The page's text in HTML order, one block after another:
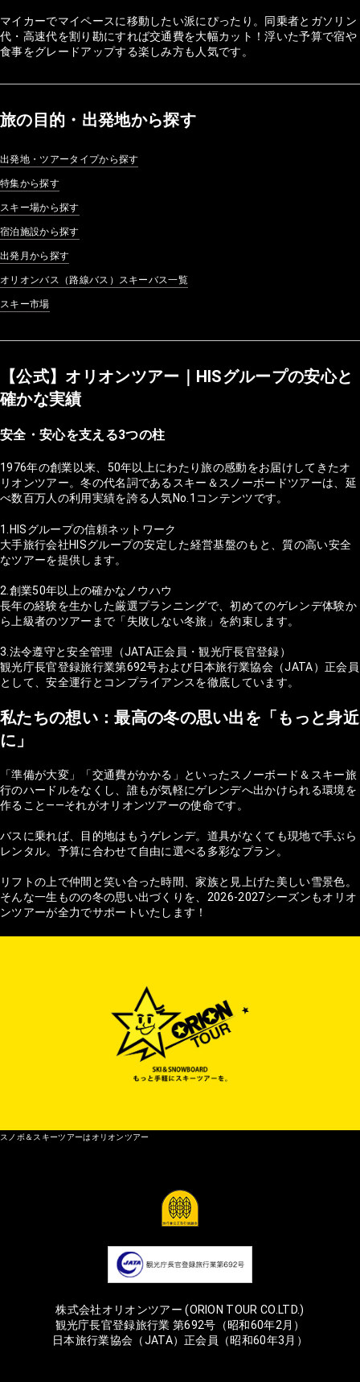
マイカーでマイペースに移動したい派にぴったり。同乗者とガソリン
代・高速代を割り勘にすれば交通費を大幅カット！浮いた予算で宿や
食事をグレードアップする楽しみ方も人気です。
旅の目的・出発地から探す
出発地・ツアータイプから探す
特集から探す
スキー場から探す
宿泊施設から探す
出発月から探す
オリオンバス（路線バス）スキーバス一覧
スキー市場
【公式】オリオンツアー｜HISグループの安心と
確かな実績
安全・安心を支える3つの柱
1976年の創業以来、50年以上にわたり旅の感動をお届けしてきたオ
リオンツアー。冬の代名詞であるスキー＆スノーボードツアーは、延
べ数百万人の利用実績を誇る人気No.1コンテンツです。
1.HISグループの信頼ネットワーク
大手旅行会社HISグループの安定した経営基盤のもと、質の高い安全
なツアーを提供します。
2.創業50年以上の確かなノウハウ
長年の経験を生かした厳選プランニングで、初めてのゲレンデ体験か
ら上級者のツアーまで「失敗しない冬旅」を約束します。
3.法令遵守と安全管理（JATA正会員・観光庁長官登録）
観光庁長官登録旅行業第692号および日本旅行業協会（JATA）正会員
として、安全運行とコンプライアンスを徹底しています。
私たちの想い：最高の冬の思い出を「もっと身近
に」
「準備が大変」「交通費がかかる」といったスノーボード＆スキー旅
行のハードルをなくし、誰もが気軽にゲレンデへ出かけられる環境を
作ること——それがオリオンツアーの使命です。
バスに乗れば、目的地はもうゲレンデ。道具がなくても現地で手ぶら
レンタル。予算に合わせて自由に選べる多彩なプラン。
リフトの上で仲間と笑い合った時間、家族と見上げた美しい雪景色。
そんな一生ものの冬の思い出づくりを、2026-2027シーズンもオリオ
ンツアーが全力でサポートいたします！
スノボ＆スキーツアーはオリオンツアー
株式会社オリオンツアー (ORION TOUR CO.LTD.)
観光庁長官登録旅行業 第692号（昭和60年2月）
日本旅行業協会（JATA）正会員（昭和60年3月）